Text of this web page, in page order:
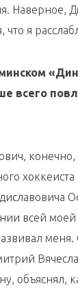
Наверное,
что я
всего
всей
объяснял,